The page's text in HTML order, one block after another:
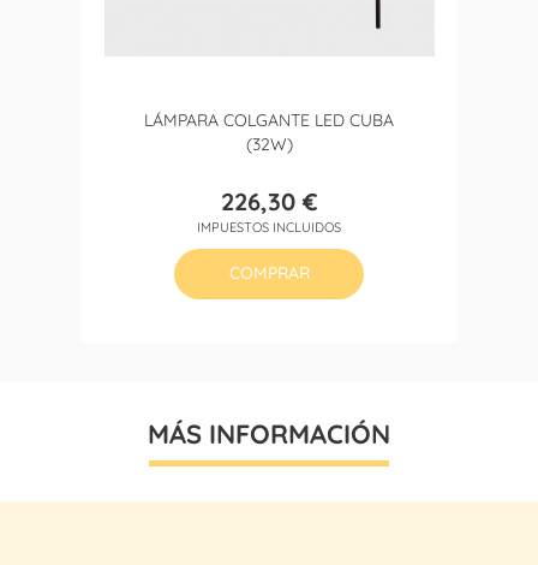
LÁMPARA COLGANTE LED CUBA
(32W)
Precio
226,30 €
IMPUESTOS INCLUIDOS
COMPRAR
MÁS INFORMACIÓN